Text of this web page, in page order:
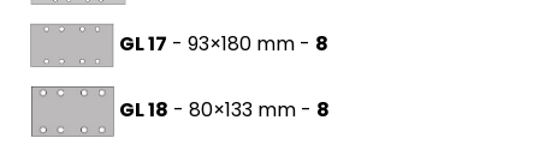
GL 17 - 93×180 mm - 8
GL 18 - 80×133 mm - 8